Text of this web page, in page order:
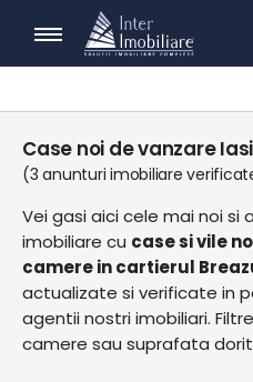
Case noi de vanzare
(3 anunturi imobiliare
Vei gasi aici cele mai noi si
imobiliare cu case si vile
camere in cartierul
actualizate si verificate in
agentii nostri imobiliari.
camere sau suprafata